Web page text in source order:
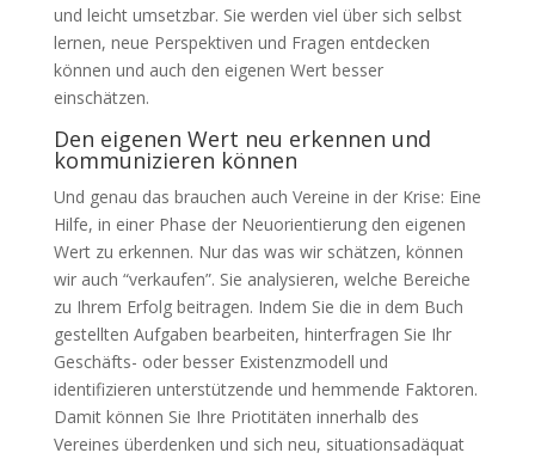
und leicht umsetzbar. Sie werden viel über sich selbst
lernen, neue Perspektiven und Fragen entdecken
können und auch den eigenen Wert besser
einschätzen.
Den eigenen Wert neu erkennen und
kommunizieren können
Und genau das brauchen auch Vereine in der Krise: Eine
Hilfe, in einer Phase der Neuorientierung den eigenen
Wert zu erkennen. Nur das was wir schätzen, können
wir auch “verkaufen”. Sie analysieren, welche Bereiche
zu Ihrem Erfolg beitragen. Indem Sie die in dem Buch
gestellten Aufgaben bearbeiten, hinterfragen Sie Ihr
Geschäfts- oder besser Existenzmodell und
identifizieren unterstützende und hemmende Faktoren.
Damit können Sie Ihre Priotitäten innerhalb des
Vereines überdenken und sich neu, situationsadäquat